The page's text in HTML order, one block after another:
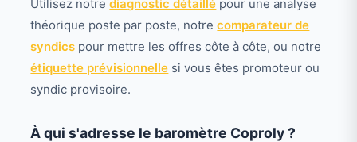
Utilisez notrediagnostic détaillé pour une analyse
théorique poste par poste, notrecomparateur de
syndics pour mettre les offres côte à côte, ou notre
étiquette prévisionnelle si vous êtes promoteur ou
syndic provisoire.
À qui s'adresse le baromètre Coproly ?